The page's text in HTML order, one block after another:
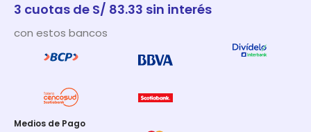
3 cuotas de S/ 83.33 sin interés
con estos bancos
Medios de Pago